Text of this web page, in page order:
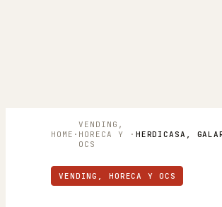
HOME ·
VENDING,
HORECA Y
OCS
·
VENDING, HORECA Y OCS